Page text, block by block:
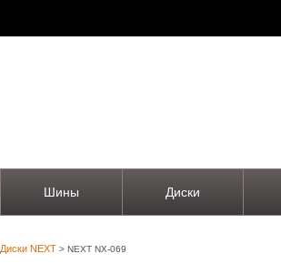
Шины Диски
Диски NEXT > NEXT NX-069